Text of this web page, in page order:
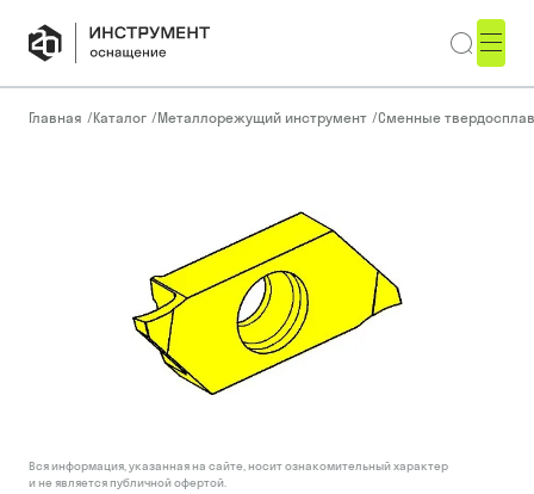
Главная /Каталог /Металлорежущий инструмент /Сменные
Вся информация, указанная на сайте, носит ознакомительный характер
и не является публичной офертой.